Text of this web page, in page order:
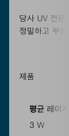
당사 UV 전문
정밀하고 부
제품
평균 레이
3 W